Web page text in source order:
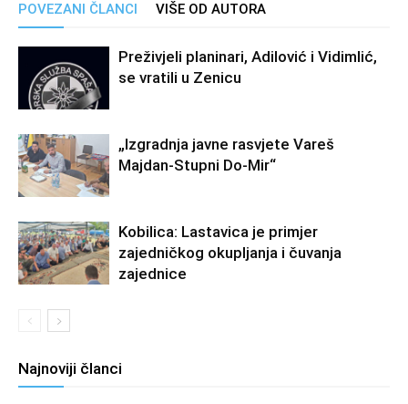
POVEZANI ČLANCI VIŠE OD AUTORA
Preživjeli planinari, Adilović i Vidimlić,
se vratili u Zenicu
„Izgradnja javne rasvjete Vareš
Majdan-Stupni Do-Mir“
Kobilica: Lastavica je primjer
zajedničkog okupljanja i čuvanja
zajednice
Najnoviji članci